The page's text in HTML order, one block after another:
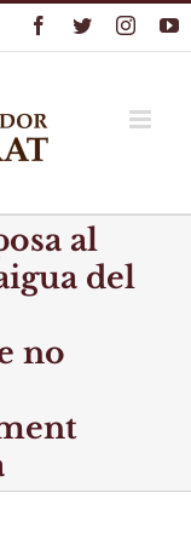
Facebook
Twitter
al
del
no